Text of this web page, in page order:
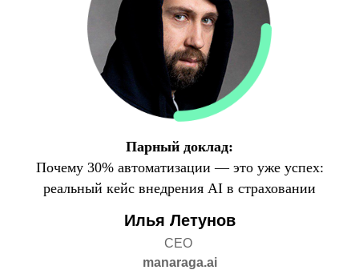
Парный доклад:
Почему 30% автоматизации — это уже успех:
реальный кейс внедрения AI в страховании
Илья Летунов
СЕО
manaraga.ai